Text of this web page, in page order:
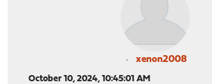
xenon2008
October 10, 2024, 10:45:01 AM